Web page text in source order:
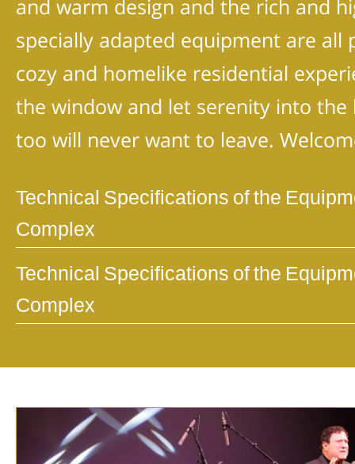
and warm design and the rich and
specially adapted equipment are all
cozy and homelike residential
the window and let serenity into
too will never want to leave.
Technical Specifications of the
Complex
Technical Specifications of the
Complex